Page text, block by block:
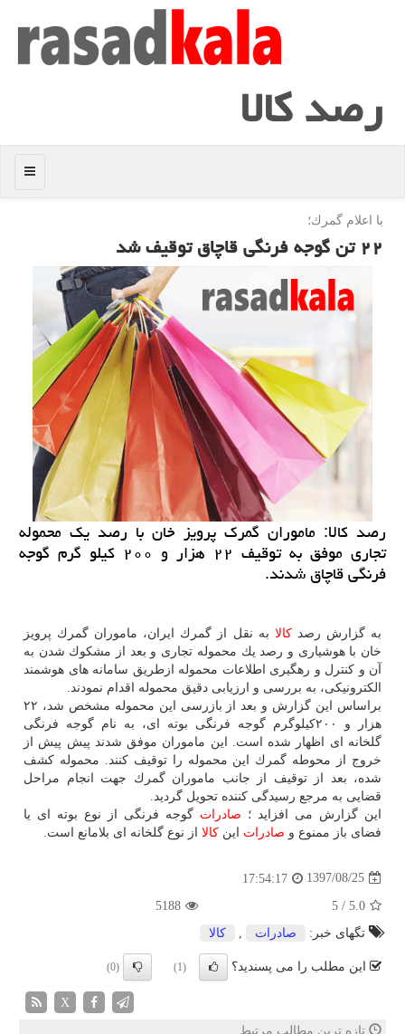
رصد كالا
منو
با اعلام گمرك؛
۲۲ تن گوجه فرنگی قاچاق توقیف شد
رصد كالا: ماموران گمرك پرویز خان با رصد یك محموله
تجاری موفق به توقیف ۲۲ هزار و ۲۰۰ كیلو گرم گوجه
فرنگی قاچاق شدند.
به گزارش رصدكالا به نقل از گمرك ایران، ماموران گمرك پرویز
خان با هوشیاری و رصد یك محموله تجاری و بعد از مشكوك شدن به
آن و كنترل و رهگیری اطلاعات محموله ازطریق سامانه های هوشمند
الكترونیكی، به بررسی و ارزیابی دقیق محموله اقدام نمودند.
براساس این گزارش و بعد از بازرسی این محموله مشخص شد، ۲۲
هزار و ۲۰۰كیلوگرم گوجه فرنگی بوته ای، به نام گوجه فرنگی
گلخانه ای اظهار شده است. این ماموران موفق شدند پیش پیش از
خروج از محوطه گمرك این محموله را توقیف كنند. محموله كشف
شده، بعد از توقیف از جانب ماموران گمرك جهت انجام مراحل
قضایی به مرجع رسیدگی كننده تحویل گردید.
این گزارش می افزاید ؛ صادرات گوجه فرنگی از نوع بوته ای یا
فضای باز ممنوع و صادرات این كالا از نوع گلخانه ای بلامانع است.
1397/08/25
17:54:17
5.0
/
5
5188
تگهای خبر:
صادرات كالا
این مطلب را می پسندید؟ (1)
(0)
X
تازه ترین مطالب مرتبط